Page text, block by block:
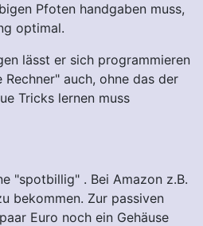
Pfoten handgaben muss,
optimal.
lässt er sich programmieren
auch, ohne das der
Tricks lernen muss
"spotbillig" . Bei Amazon z.B.
bekommen. Zur passiven
Euro noch ein Gehäuse